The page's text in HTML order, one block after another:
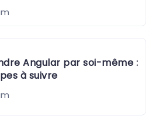
Angular par soi-même :
à suivre